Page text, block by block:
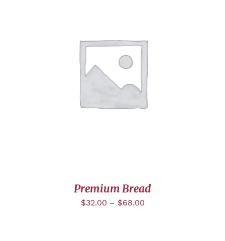
CHOIX DES OPTIONS
Premium Bread
$32.00 – $68.00